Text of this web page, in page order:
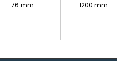
76 mm 1200 mm